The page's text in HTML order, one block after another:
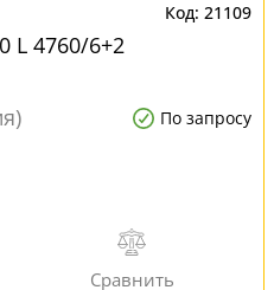
21109
L 4760/6+2
По запросу